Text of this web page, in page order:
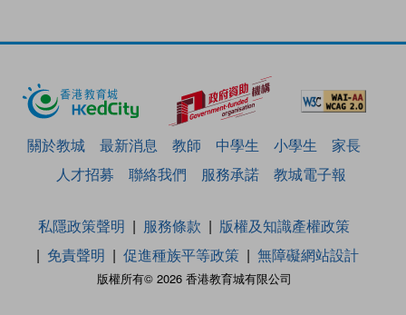
關於教城 最新消息 教師 中學生 小學生
家長
人才招募
聯絡我們 服務承諾 教城電子報
版權所有© 2026 香港教育城有限公司
私隱政策聲明 服務條款
版權及知識產權政策
免責聲明
促進種族平等政策 無障礙網站設計